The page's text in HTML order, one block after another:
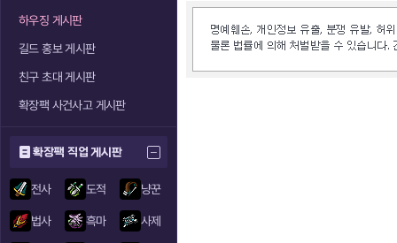
하우징 게시판
길드 홍보 게시판
친구 초대 게시판
확장팩 사건사고 게시판
확장팩 직업 게시판
전사 도적 냥꾼
법사 흑마 사제